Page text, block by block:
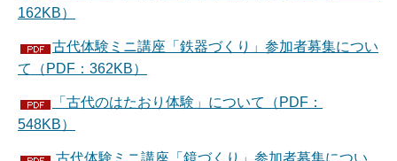
162KB）
古代体験ミニ講座「鉄器づくり」参加者募集につい
て（PDF：362KB）
「古代のはたおり体験」について（PDF：
548KB）
古代体験ミニ講座「鏡づくり」参加者募集につい